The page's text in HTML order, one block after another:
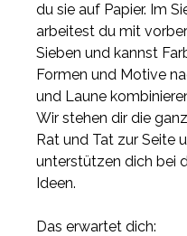
du sie auf Papier. Im
arbeitest du mit
Sieben und kannst
Formen und Motive
und Laune
Wir stehen dir die
Rat und Tat zur Seite
unterstützen dich bei
Ideen.
Das erwartet dich: